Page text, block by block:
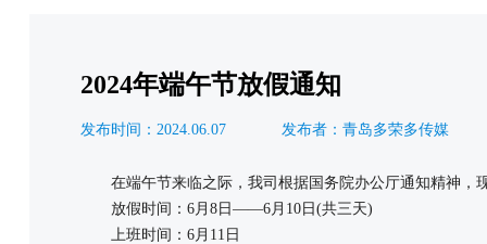
2024年端午节放假通知
发布时间：2024.06.07 发布者：青岛多荣多传媒
在端午节来临之际，我司根据国务院办公厅通知精神，
放假时间：6月8日——6月10日(共三天)
上班时间：6月11日